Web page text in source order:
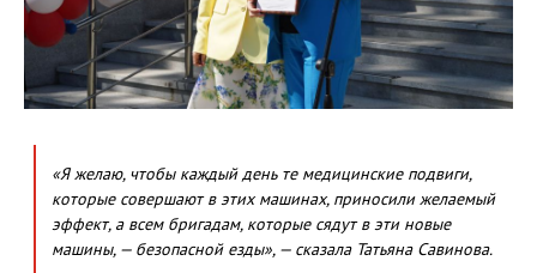
«Я желаю, чтобы каждый день те медицинские подвиги,
которые совершают в этих машинах, приносили желаемый
эффект, а всем бригадам, которые сядут в эти новые
машины, — безопасной езды», — сказала Татьяна Савинова.